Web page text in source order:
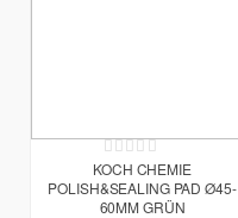
Rating:
0%
KOCH CHEMIE
POLISH&SEALING PAD Ø45-
60MM GRÜN